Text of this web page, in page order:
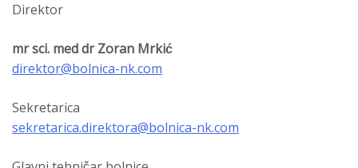
Direktor
mr sci. med dr Zoran Mrkić
direktor@bolnica-nk.com
Sekretarica
sekretarica.direktora@bolnica-nk.com